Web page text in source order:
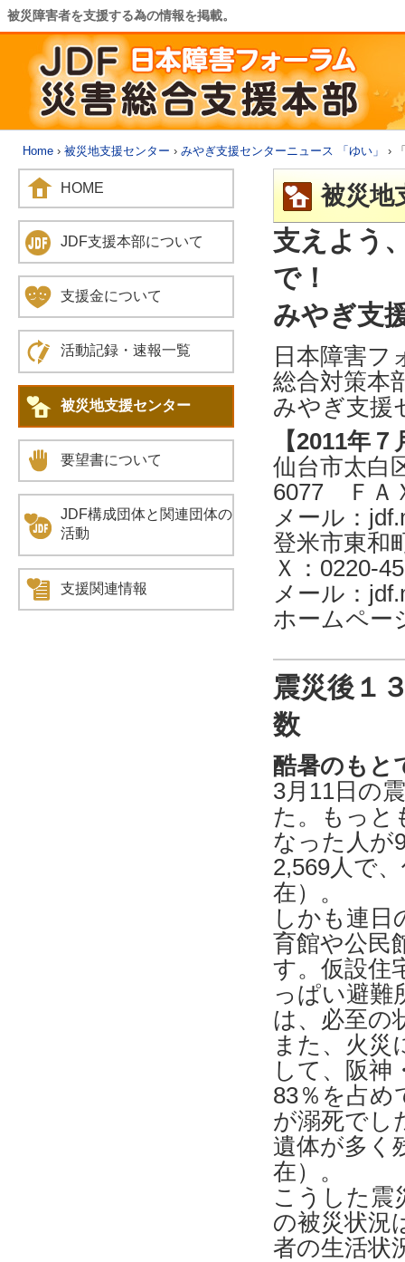
被災障害者を支援する為の情報を掲載。
Home › 被災地支援センター › みやぎ支援センターニュース 「ゆい」 ›
被災地
支えよう
で！
みやぎ支
日本障害フ
総合対策本
みやぎ支援
【2011年
仙台市太白
6077 ＦＡ
メール：
登米市東和
Ｘ：0220-
メール：
ホームペー
震災後１
数
酷暑のもと
3月11日の
た。もっと
なった人が
2,569人で
在）。
しかも連日
育館や公民
す。仮設住
っぱい避難
は、必至の
また、火災
して、阪神
83％を占め
が溺死でし
遺体が多く
在）。
こうした震
の被災状況
者の生活状
HOME
JDF支援本部について
支援金について
活動記録・速報一覧
被災地支援センター
要望書について
JDF構成団体と関連団体の
活動
支援関連情報